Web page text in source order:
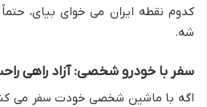
کدوم نقطه ایران می خوای بیای،
شه.
سفر با خودرو شخصی: آزاد راهی
اگه با ماشین شخصی خودت سفر می